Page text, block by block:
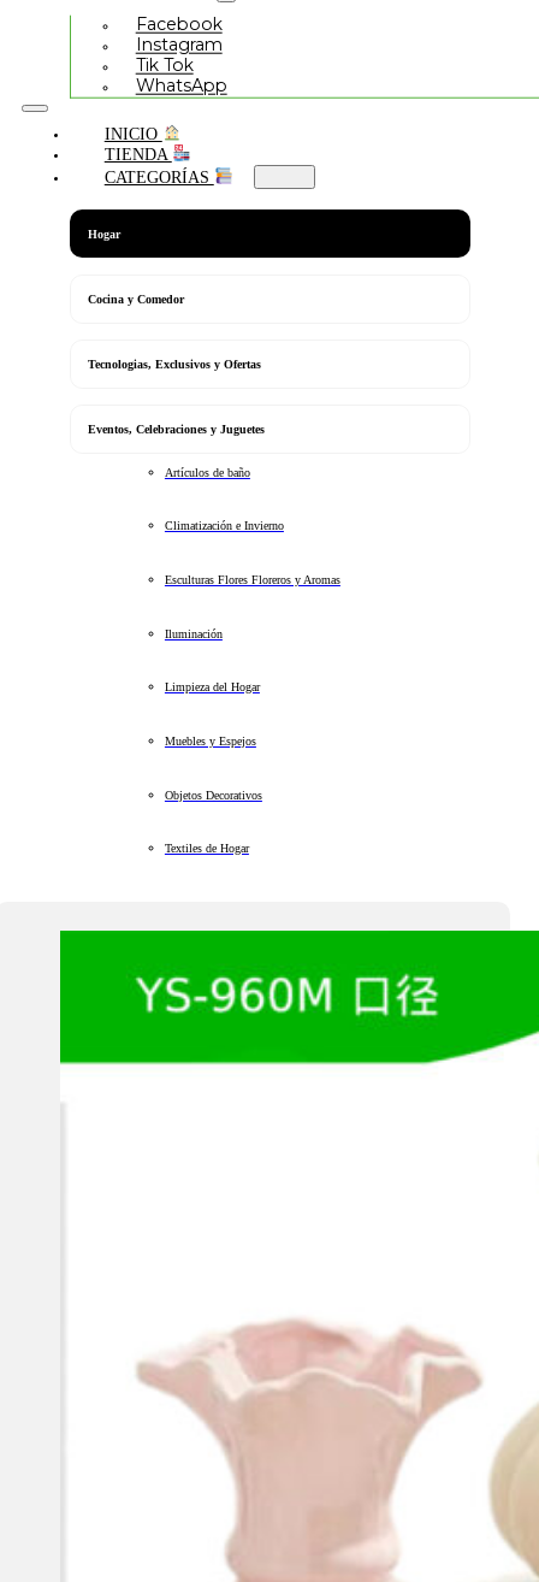
Facebook
Instagram
Tik Tok
WhatsApp
INICIO
TIENDA
CATEGORÍAS
Hogar
Cocina y Comedor
Tecnologias, Exclusivos y Ofertas
Eventos, Celebraciones y Juguetes
Artículos de baño
Climatización e Invierno
Esculturas Flores Floreros y Aromas
Iluminación
Limpieza del Hogar
Muebles y Espejos
Objetos Decorativos
Textiles de Hogar